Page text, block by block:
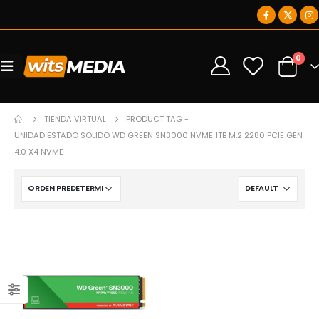
0 0
TIENDA VIRTUAL
PRODUCT TAG -
UNIDAD ESTADO SOLIDO WD GREEN SN3000 NVME 1TB M.2 2280 PCIE GEN
4.0 X4 NVME